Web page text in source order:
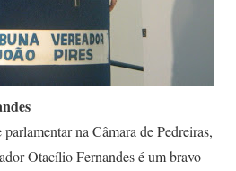
na Câmara de Pedreiras,
Otacílio Fernandes é um bravo